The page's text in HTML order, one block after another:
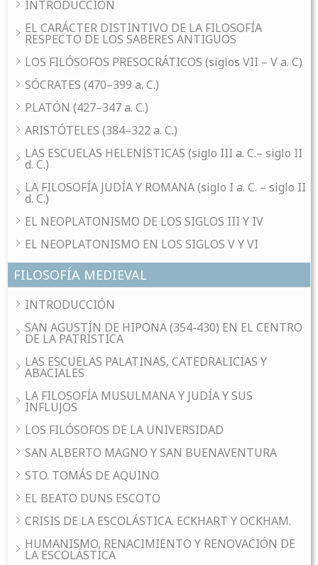
INTRODUCCIÓN
EL CARÁCTER DISTINTIVO DE LA FILOSOFÍA
RESPECTO DE LOS SABERES ANTIGUOS
LOS FILÓSOFOS PRESOCRÁTICOS (siglos VII – V a. C)
SÓCRATES (470–399 a. C.)
PLATÓN (427–347 a. C.)
ARISTÓTELES (384–322 a. C.)
LAS ESCUELAS HELENÍSTICAS (siglo III a. C.– siglo II
d. C.)
LA FILOSOFÍA JUDÍA Y ROMANA (siglo I a. C. – siglo II
d. C.)
EL NEOPLATONISMO DE LOS SIGLOS III Y IV
EL NEOPLATONISMO EN LOS SIGLOS V Y VI
FILOSOFÍA MEDIEVAL
INTRODUCCIÓN
SAN AGUSTÍN DE HIPONA (354-430) EN EL CENTRO
DE LA PATRÍSTICA
LAS ESCUELAS PALATINAS, CATEDRALICIAS Y
ABACIALES
LA FILOSOFÍA MUSULMANA Y JUDÍA Y SUS
INFLUJOS
LOS FILÓSOFOS DE LA UNIVERSIDAD
SAN ALBERTO MAGNO Y SAN BUENAVENTURA
STO. TOMÁS DE AQUINO
EL BEATO DUNS ESCOTO
CRISIS DE LA ESCOLÁSTICA. ECKHART Y OCKHAM.
HUMANISMO, RENACIMIENTO Y RENOVACIÓN DE
LA ESCOLÁSTICA